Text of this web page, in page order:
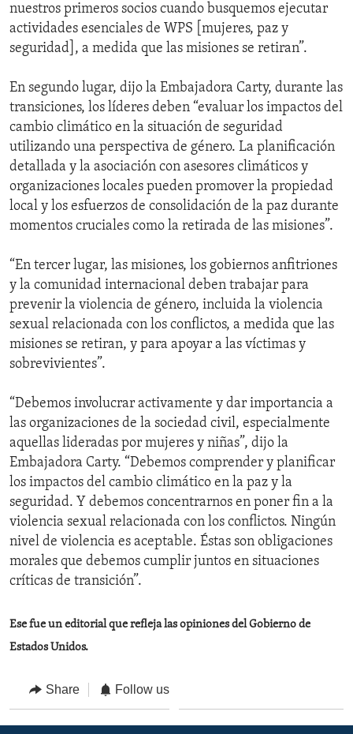
nuestros primeros socios cuando busquemos ejecutar
actividades esenciales de WPS [mujeres, paz y
seguridad], a medida que las misiones se retiran”.
En segundo lugar, dijo la Embajadora Carty, durante las
transiciones, los líderes deben “evaluar los impactos del
cambio climático en la situación de seguridad
utilizando una perspectiva de género. La planificación
detallada y la asociación con asesores climáticos y
organizaciones locales pueden promover la propiedad
local y los esfuerzos de consolidación de la paz durante
momentos cruciales como la retirada de las misiones”.
“En tercer lugar, las misiones, los gobiernos anfitriones
y la comunidad internacional deben trabajar para
prevenir la violencia de género, incluida la violencia
sexual relacionada con los conflictos, a medida que las
misiones se retiran, y para apoyar a las víctimas y
sobrevivientes”.
“Debemos involucrar activamente y dar importancia a
las organizaciones de la sociedad civil, especialmente
aquellas lideradas por mujeres y niñas”, dijo la
Embajadora Carty. “Debemos comprender y planificar
los impactos del cambio climático en la paz y la
seguridad. Y debemos concentrarnos en poner fin a la
violencia sexual relacionada con los conflictos. Ningún
nivel de violencia es aceptable. Éstas son obligaciones
morales que debemos cumplir juntos en situaciones
críticas de transición”.
Ese fue un editorial que refleja las opiniones del Gobierno de
Estados Unidos.
Share Follow us